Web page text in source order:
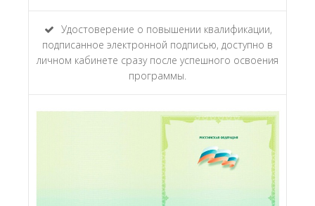
Удостоверение о повышении квалификации,
подписанное электронной подписью, доступно в
личном кабинете сразу после успешного освоения
программы.